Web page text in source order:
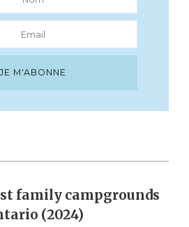
family campgrounds
(2024)